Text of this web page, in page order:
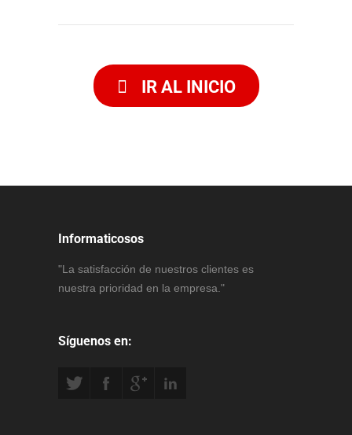
IR AL INICIO
Informaticosos
"La satisfacción de nuestros clientes es
nuestra prioridad en la empresa."
Síguenos en: